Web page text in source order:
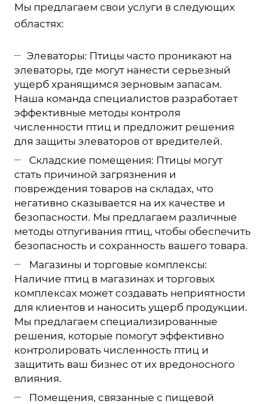
Мы предлагаем свои услуги в следующих
областях:
Элеваторы: Птицы часто проникают на
элеваторы, где могут нанести серьезный
ущерб хранящимся зерновым запасам.
Наша команда специалистов разработает
эффективные методы контроля
численности птиц и предложит решения
для защиты элеваторов от вредителей.
Складские помещения: Птицы могут
стать причиной загрязнения и
повреждения товаров на складах, что
негативно сказывается на их качестве и
безопасности. Мы предлагаем различные
методы отпугивания птиц, чтобы обеспечить
безопасность и сохранность вашего товара.
Магазины и торговые комплексы:
Наличие птиц в магазинах и торговых
комплексах может создавать неприятности
для клиентов и наносить ущерб продукции.
Мы предлагаем специализированные
решения, которые помогут эффективно
контролировать численность птиц и
защитить ваш бизнес от их вредоносного
влияния.
Помещения, связанные с пищевой